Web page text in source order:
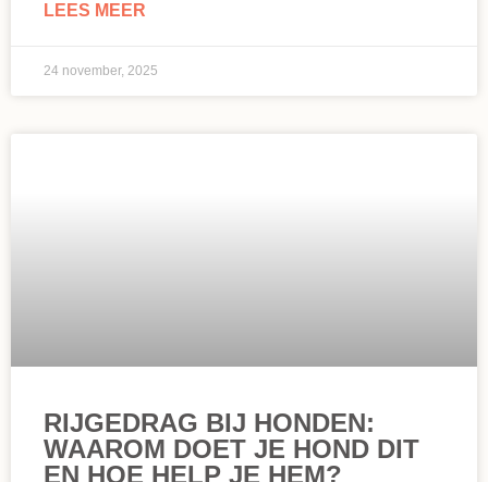
LEES MEER
24 november, 2025
RIJGEDRAG BIJ HONDEN:
WAAROM DOET JE HOND DIT
EN HOE HELP JE HEM?